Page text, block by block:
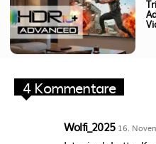
4 Kommentare
Wolfi_2025 16.